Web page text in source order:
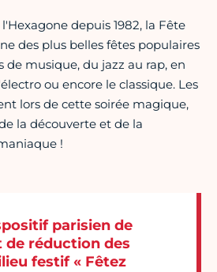
depuis 1982, la Fête
des plus belles fêtes populaires
de musique, du jazz au rap, en
ou encore le classique. Les
lors de cette soirée magique,
la découverte et de la
!
parisien de
de réduction des
festif « Fêtez